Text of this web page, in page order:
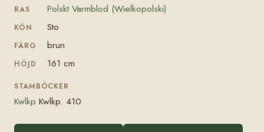
RAS Polskt Varmblod (Wielkopolski)
KÖN Sto
FÄRG brun
HÖJD 161 cm
STAMBÖCKER
Kwlkp Kwlkp. 410